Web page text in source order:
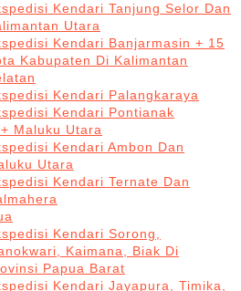
Kendari Tanjung Selor Dan
Utara
Kendari Banjarmasin + 15
Kabupaten Di Kalimantan
Kendari Palangkaraya
Kendari Pontianak
Maluku Utara
Kendari Ambon Dan
Utara
Kendari Ternate Dan
Kendari Sorong,
Kaimana, Biak Di
Papua Barat
Kendari Jayapura, Timika,